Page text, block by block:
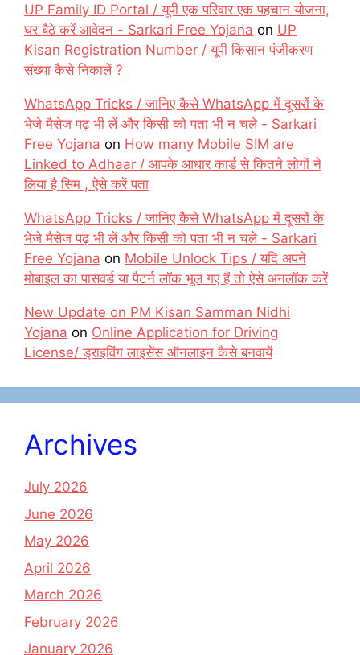
UP Family ID Portal / यूपी एक परिवार एक पहचान योजना,
घर बैठे करें आवेदन - Sarkari Free Yojana on UP
Kisan Registration Number / यूपी किसान पंजीकरण
संख्या कैसे निकालें ?
WhatsApp Tricks / जानिए कैसे WhatsApp में दूसरों के
भेजे मैसेज पढ़ भी लें और किसी को पता भी न चले - Sarkari
Free Yojana on How many Mobile SIM are
Linked to Adhaar / आपके आधार कार्ड से कितने लोगों ने
लिया है सिम , ऐसे करें पता
WhatsApp Tricks / जानिए कैसे WhatsApp में दूसरों के
भेजे मैसेज पढ़ भी लें और किसी को पता भी न चले - Sarkari
Free Yojana on Mobile Unlock Tips / यदि अपने
मोबाइल का पासवर्ड या पैटर्न लॉक भूल गए हैं तो ऐसे अनलॉक करें
New Update on PM Kisan Samman Nidhi
Yojana on Online Application for Driving
License/ ड्राइविंग लाइसेंस ऑनलाइन कैसे बनवायें
Archives
July 2026
June 2026
May 2026
April 2026
March 2026
February 2026
January 2026